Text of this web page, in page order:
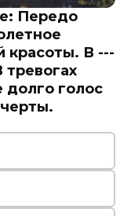
Передо
красоты. В ---
долго голос